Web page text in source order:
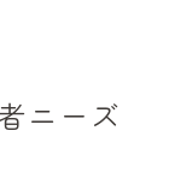
ニーズ